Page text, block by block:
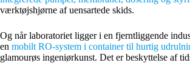
værktøjshjørne af uensartede skids.
Og når laboratoriet ligger i en fjerntliggende
en mobilt RO-system i container til hurtig
glamourøs ingeniørkunst. Det er beskyttelse af